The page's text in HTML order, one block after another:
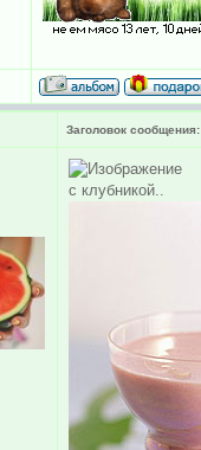
Заголовок сообщения:
с клубникой..